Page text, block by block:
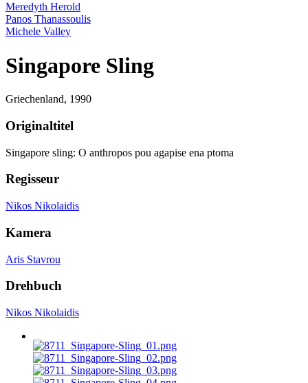
Meredyth Herold
Panos Thanassoulis
Michele Valley
Singapore Sling
Griechenland, 1990
Originaltitel
Singapore sling: O anthropos pou agapise ena ptoma
Regisseur
Nikos Nikolaidis
Kamera
Aris Stavrou
Drehbuch
Nikos Nikolaidis